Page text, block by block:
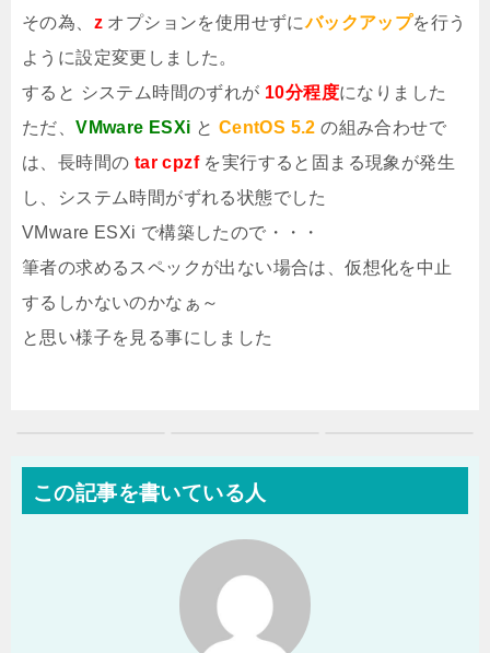
その為、 z オプションを使用せずにバックアップを行う
ように設定変更しました。
すると システム時間のずれが 10分程度になりました
ただ、VMware ESXi と CentOS 5.2 の組み合わせで
は、長時間の tar cpzfを実行すると固まる現象が発生
し、システム時間がずれる状態でした
VMware ESXi で構築したので・・・
筆者の求めるスペックが出ない場合は、仮想化を中止
するしかないのかなぁ～
と思い様子を見る事にしました
この記事を書いている人